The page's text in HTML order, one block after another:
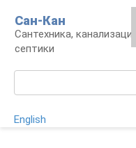
контенту
Сан-Кан
Сантехника,
септики
English